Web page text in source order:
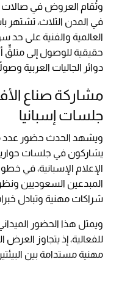
وتُقام العروض في صالات
في المدن الثلاث، تشتهر
العالمية والفنية على حد
حقيقية للوصول إلى متلقٍّ
دوائر الجاليات العربية
مشاركة صناع
جلسات إسبانيا
ويشهد الحدث حضور عدد
يشاركون في جلسات
الإعلام الإسبانية، في
المبدعين السعوديين
شراكات مهنية وتبادل
ويمثل هذا الحضور
للفعالية، إذ يتجاوز العرض
مهنية مستدامة بين